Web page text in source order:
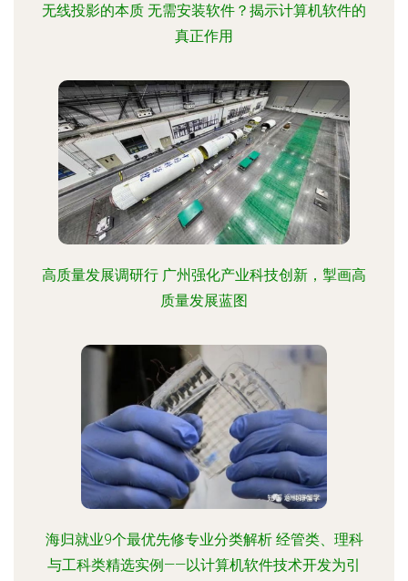
无线投影的本质 无需安装软件？揭示计算机软件的
真正作用
高质量发展调研行 广州强化产业科技创新，掣画高
质量发展蓝图
海归就业9个最优先修专业分类解析 经管类、理科
与工科类精选实例——以计算机软件技术开发为引